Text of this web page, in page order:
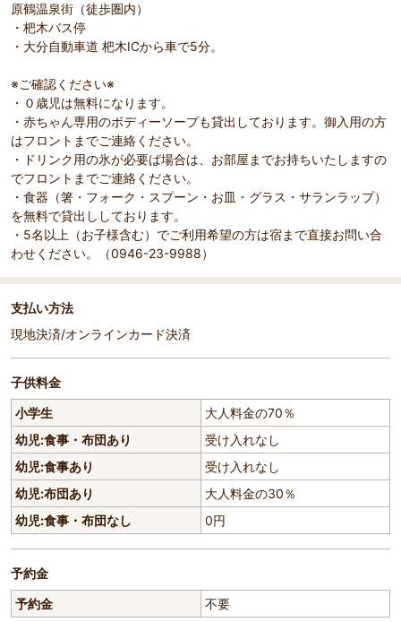
原鶴温泉街（徒歩圏内）
・杷木バス停
・大分自動車道 杷木ICから車で5分。
※ご確認ください※
・０歳児は無料になります。
・赤ちゃん専用のボディーソープも貸出しております。御入用の方
はフロントまでご連絡ください。
・ドリンク用の氷が必要ば場合は、お部屋までお持ちいたしますの
でフロントまでご連絡ください。
・食器（箸・フォーク・スプーン・お皿・グラス・サランラップ）
を無料で貸出ししております。
・5名以上（お子様含む）でご利用希望の方は宿まで直接お問い合
わせください。（0946-23-9988）
支払い方法
現地決済/オンラインカード決済
子供料金
小学生
大人料金の70％
幼児:食事・布団あり
受け入れなし
幼児:食事あり
受け入れなし
幼児:布団あり
大人料金の30％
幼児:食事・布団なし
0円
予約金
予約金
不要